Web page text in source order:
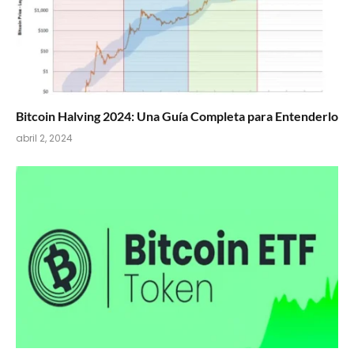
Bitcoin Halving 2024: Una Guía Completa para Entenderlo
abril 2, 2024